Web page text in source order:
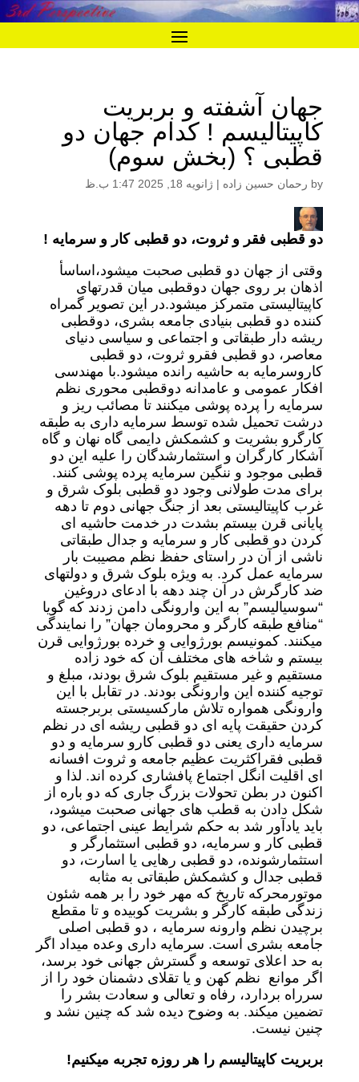
جهان آشفته و بربریت
کاپیتالیسم ! کدام جهان دو
قطبی ؟ (بخش سوم)
by رحمان حسین زاده | ژانویه 18, 2025 1:47 ب.ظ
دو قطبی فقر و ثروت، دو قطبی کار و سرمایه !
وقتی از جهان دو قطبی صحبت میشود،اساسأ
اذهان بر روی جهان دوقطبی میان قدرتهای
کاپیتالیستی متمرکز میشود.در این تصویر گمراه
کننده دو قطبی بنیادی جامعه بشری، دوقطبی
ریشه دار طبقاتی و اجتماعی و سیاسی دنیای
معاصر، دو قطبی فقرو ثروت، دو قطبی
کاروسرمایه به حاشیه رانده میشود.با مهندسی
افکار عمومی و عامدانه دوقطبی محوری نظم
سرمایه را پرده پوشی میکنند تا مصائب ریز و
درشت تحمیل شده توسط سرمایه داری به طبقه
کارگرو بشریت و کشمکش دایمی گاه نهان و گاه
آشکار کارگران و استثمارشدگان را علیه این دو
قطبی موجود و ننگین سرمایه پرده پوشی کنند.
برای مدت طولانی وجود دو قطبی بلوک شرق و
غرب کاپیتالیستی بعد از جنگ جهانی دوم تا دهه
پایانی قرن بیستم بشدت در خدمت حاشیه ای
کردن دو قطبی کار و سرمایه و جدال طبقاتی
ناشی از آن در راستای حفظ نظم مصیبت بار
سرمایه عمل کرد. به ویژه بلوک شرق و دولتهای
ضد کارگرش در آن چند دهه با ادعای دروغین
“سوسیالیسم” به این وارونگی دامن زدند که گویا
“منافع طبقه کارگر و محرومان جهان” را نمایندگی
میکنند. کمونیسم بورژوایی و خرده بورژوایی قرن
بیستم و شاخه های مختلف آن که خود زاده
مستقیم و غیر مستقیم بلوک شرق بودند، مبلغ و
توجیه کننده این وارونگی بودند. در تقابل با این
وارونگی همواره تلاش مارکسیستی بربرجسته
کردن حقیقت پایه ای دو قطبی ریشه ای در نظم
سرمایه داری یعنی دو قطبی کارو سرمایه و دو
قطبی فقراکثریت عظیم جامعه و ثروت افسانه
ای اقلیت انگل اجتماع پافشاری کرده اند. لذا و
اکنون در بطن تحولات بزرگ جاری که دو باره از
شکل دادن به قطب های جهانی صحبت میشود،
باید یادآور شد به حکم شرایط عینی اجتماعی، دو
قطبی کار و سرمایه، دو قطبی استثمارگر و
استثمارشونده، دو قطبی رهایی یا اسارت، دو
قطبی جدال و کشمکش طبقاتی به مثابه
موتورمحرکه تاریخ که مهر خود را بر همه شئون
زندگی طبقه کارگر و بشریت کوبیده و تا مقطع
برچیدن نظم وارونه سرمایه ، دو قطبی اصلی
جامعه بشری است. سرمایه داری وعده میداد اگر
به حد اعلای توسعه و گسترش جهانی خود برسد،
اگر موانع نظم کهن و یا تقلای دشمنان خود را از
سرراه بردارد، رفاه و تعالی و سعادت بشر را
تضمین میکند. به وضوح دیده شد که چنین نشد و
چنین نیست.
بربریت کاپیتالیسم را هر روزه تجربه میکنیم!